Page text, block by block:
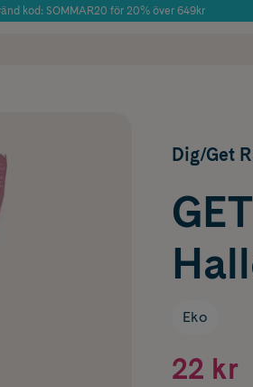
kod: SOMMAR20 för 20% över 649kr
Dig/Get
Eko
22 kr